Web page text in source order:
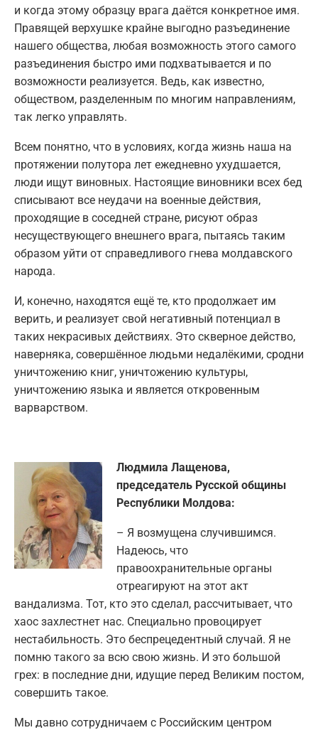
и когда этому образцу врага даётся конкретное имя.
Правящей верхушке крайне выгодно разъединение
нашего общества, любая возможность этого самого
разъединения быстро ими подхватывается и по
возможности реализуется. Ведь, как известно,
обществом, разделенным по многим направлениям,
так легко управлять.
Всем понятно, что в условиях, когда жизнь наша на
протяжении полутора лет ежедневно ухудшается,
люди ищут виновных. Настоящие виновники всех бед
списывают все неудачи на военные действия,
проходящие в соседней стране, рисуют образ
несуществующего внешнего врага, пытаясь таким
образом уйти от справедливого гнева молдавского
народа.
И, конечно, находятся ещё те, кто продолжает им
верить, и реализует свой негативный потенциал в
таких некрасивых действиях. Это скверное действо,
наверняка, совершённое людьми недалёкими, сродни
уничтожению книг, уничтожению культуры,
уничтожению языка и является откровенным
варварством.
Людмила Лащенова,
председатель Русской общины
Республики Молдова:
– Я возмущена случившимся.
Надеюсь, что
правоохранительные органы
отреагируют на этот акт
вандализма. Тот, кто это сделал, рассчитывает, что
хаос захлестнет нас. Специально провоцирует
нестабильность. Это беспрецедентный случай. Я не
помню такого за всю свою жизнь. И это большой
грех: в последние дни, идущие перед Великим постом,
совершить такое.
Мы давно сотрудничаем с Российским центром